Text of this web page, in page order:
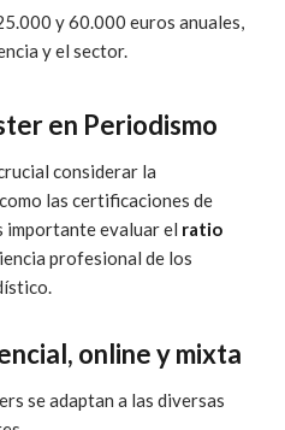
y 60.000 euros anuales,
y el sector.
en Periodismo
considerar la
las certificaciones de
importante evaluar el ratio
profesional de los
online y mixta
se adaptan a las diversas